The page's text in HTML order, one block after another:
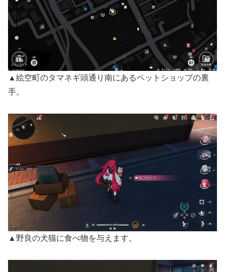
▲絵空町のタマネギ頭通り南にあるペットショップの裏
手。
▲野良の犬猫に食べ物を与えます。